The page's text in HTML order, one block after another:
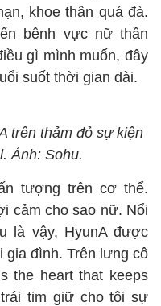
khoe thân quá đà.
bênh vực nữ thần
gì mình muốn, đây
suốt thời gian dài.
trên thảm đỏ sự kiện
Ảnh: Sohu.
tượng trên cơ thể.
cảm cho sao nữ. Nổi
là vậy, HyunA được
gia đình. Trên lưng cô
the heart that keeps
tim giữ cho tôi sự